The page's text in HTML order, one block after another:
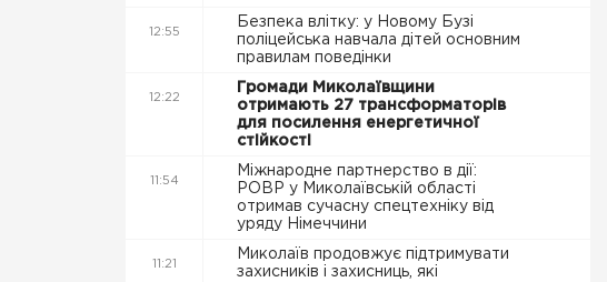
12:55
Безпека влітку: у Новому Бузі
поліцейська навчала дітей основним
правилам поведінки
12:22
Громади Миколаївщини
отримають 27 трансформаторів
для посилення енергетичної
стійкості
11:54
Міжнародне партнерство в дії:
РОВР у Миколаївській області
отримав сучасну спецтехніку від
уряду Німеччини
11:21
Миколаїв продовжує підтримувати
захисників і захисниць, які